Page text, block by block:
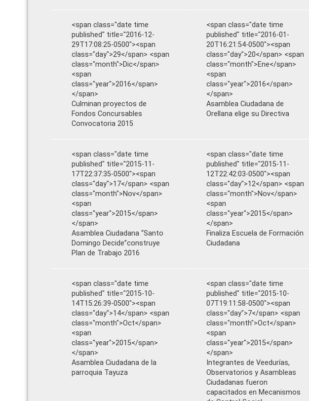
<span class="date time
published" title="2016-12-
29T17:08:25-0500"><span
class="day">29</span> <span
class="month">Dic</span>
<span
class="year">2016</span>
</span>
Culminan proyectos de
Fondos Concursables
Convocatoria 2015
<span class="date time
published" title="2016-01-
20T16:21:54-0500"><span
class="day">20</span> <span
class="month">Ene</span>
<span
class="year">2016</span>
</span>
Asamblea Ciudadana de
Orellana elige su Directiva
<span class="date time
published" title="2015-11-
17T22:37:35-0500"><span
class="day">17</span> <span
class="month">Nov</span>
<span
class="year">2015</span>
</span>
Asamblea Ciudadana “Santo
Domingo Decide”construye
Plan de Trabajo 2016
<span class="date time
published" title="2015-11-
12T22:42:03-0500"><span
class="day">12</span> <span
class="month">Nov</span>
<span
class="year">2015</span>
</span>
Finaliza Escuela de Formación
Ciudadana
<span class="date time
published" title="2015-10-
14T15:26:39-0500"><span
class="day">14</span> <span
class="month">Oct</span>
<span
class="year">2015</span>
</span>
Asamblea Ciudadana de la
parroquia Tayuza
<span class="date time
published" title="2015-10-
07T19:11:58-0500"><span
class="day">7</span> <span
class="month">Oct</span>
<span
class="year">2015</span>
</span>
Integrantes de Veedurías,
Observatorios y Asambleas
Ciudadanas fueron
capacitados en Mecanismos